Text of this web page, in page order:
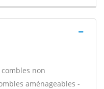
non
aménageables -